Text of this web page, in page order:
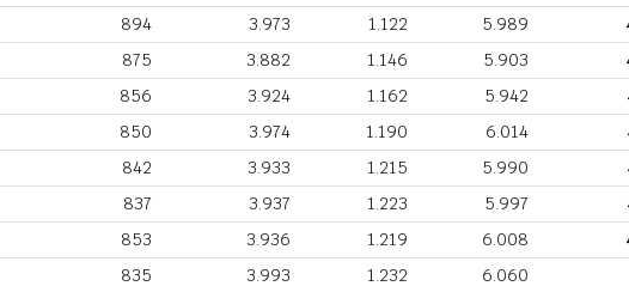
894 3.973 1.122 5.989
875 3.882 1.146 5.903
856 3.924 1.162 5.942
850 3.974 1.190 6.014
842 3.933 1.215 5.990
837 3.937 1.223 5.997
853 3.936 1.219 6.008
835 3.993 1.232 6.060